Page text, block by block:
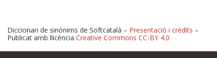
Diccionari de sinònims de Softcatalà – Presentació i crèdits –
Publicat amb llicència Creative Commons CC-BY 4.0